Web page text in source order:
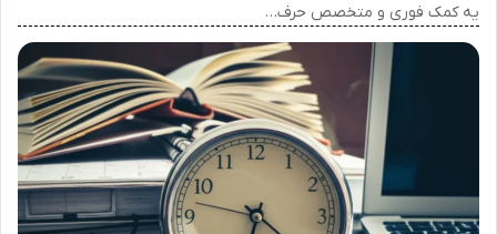
یه کمک فوری و متخصص حرف…